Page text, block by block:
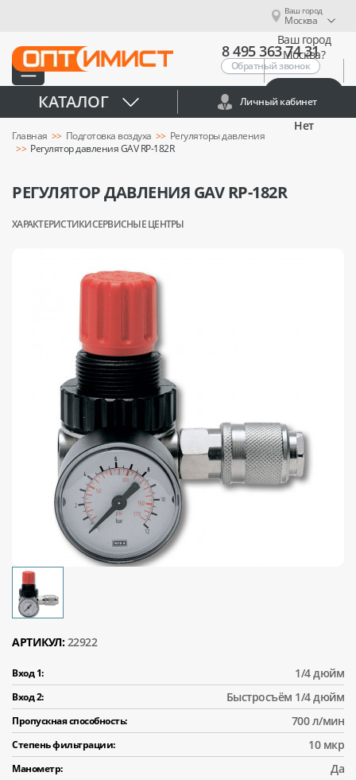
Ваш город
Москва
Ваш город
Москва?
Нет
8 495 363 74 31
Обратный звонок
КАТАЛОГ Личный кабинет
Главная Подготовка воздуха
Регуляторы давления
Регулятор давления GAV RP-182R
РЕГУЛЯТОР ДАВЛЕНИЯ GAV RP-182R
ХАРАКТЕРИСТИКИСЕРВИСНЫЕ ЦЕНТРЫ
АРТИКУЛ: 22922
Вход 1: 1/4 дюйм
Вход 2: Быстросъём 1/4 дюйм
Пропускная способность: 700 л/мин
Степень фильтрации: 10 мкр
Манометр: Да